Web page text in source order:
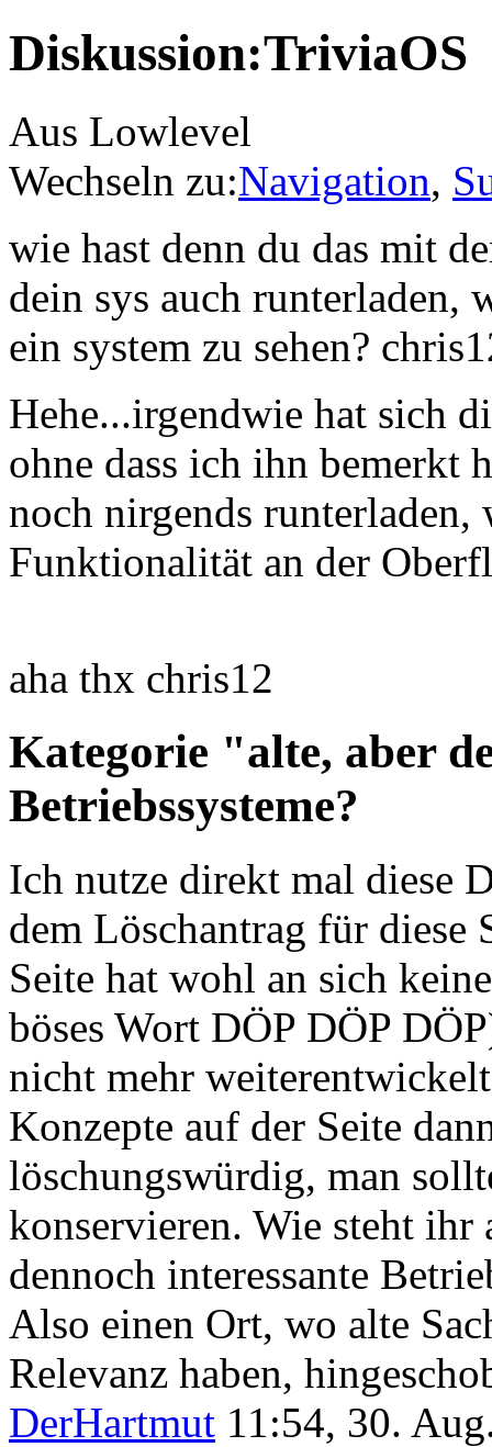
Diskussion:TriviaOS
Aus Lowlevel
Wechseln zu:Navigation,
wie hast denn du das mit
dein sys auch runterladen,
ein system zu sehen?
Hehe...irgendwie hat sich
ohne dass ich ihn bemerkt
noch nirgends runterladen,
Funktionalität an der
aha thx chris12
Kategorie "alte, aber
Betriebssysteme?
Ich nutze direkt mal diese
dem Löschantrag für diese
Seite hat wohl an sich
böses Wort DÖP DÖP
nicht mehr
Konzepte auf der Seite
löschungswürdig, man
konservieren. Wie steht ihr
dennoch interessante
Also einen Ort, wo alte
Relevanz haben,
DerHartmut 11:54, 30.